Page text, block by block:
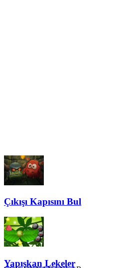
Çıkışı Kapısını Bul
Yapışkan Lekeler